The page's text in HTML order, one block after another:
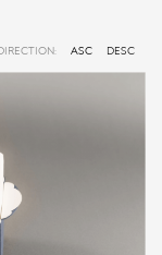
ASC DESC